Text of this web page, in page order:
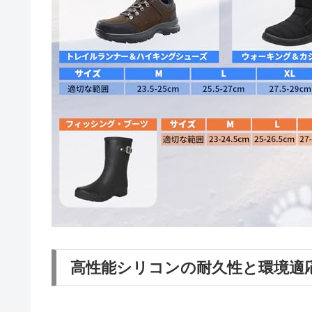
高性能シリコンの耐久性と環境適